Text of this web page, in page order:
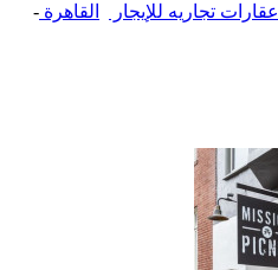
عقارات تجاريه للإيجار القاهرة -